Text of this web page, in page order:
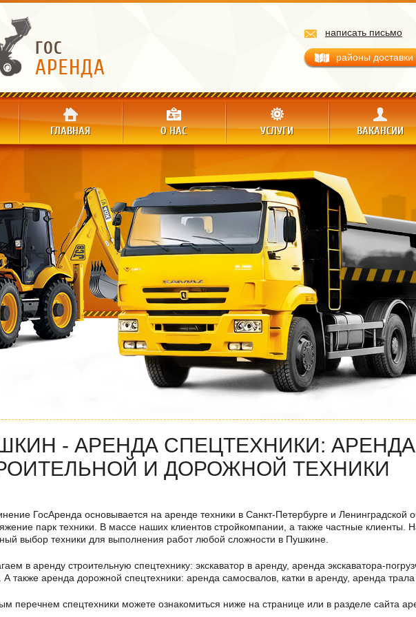
написать письмо
районы доставки
ГЛАВНАЯ О НАС УСЛУГИ ВАКАНСИИ
- АРЕНДА СПЕЦТЕХНИКИ: АРЕНДА
И ДОРОЖНОЙ ТЕХНИКИ
ГосАренда основывается на аренде техники в Санкт-Петербурге и
парк техники. В массе наших клиентов стройкомпании, а также частные клиенты.
выбор техники для выполнения работ любой сложности в Пушкине
в аренду строительную спецтехнику: экскаватор в аренду, аренда экскаватора-
А также аренда дорожной спецтехники: аренда самосвалов, катки в аренду, аренда трала
перечнем спецтехники можете ознакомиться ниже на странице или в разделе сайта